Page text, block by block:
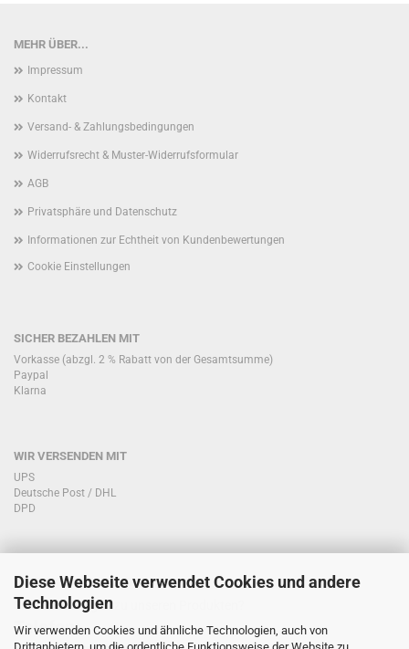
Diese Webseite verwendet Cookies und andere
Technologien
Wir verwenden Cookies und ähnliche Technologien, auch von
Drittanbietern, um die ordentliche Funktionsweise der Website zu
MEHR ÜBER...
Impressum
Kontakt
Versand- & Zahlungsbedingungen
Widerrufsrecht & Muster-Widerrufsformular
AGB
Privatsphäre und Datenschutz
Informationen zur Echtheit von Kundenbewertungen
Cookie Einstellungen
SICHER BEZAHLEN MIT
Vorkasse (abzgl. 2 % Rabatt von der Gesamtsumme)
Paypal
Klarna
WIR VERSENDEN MIT
UPS
Deutsche Post / DHL
DPD
KONTAKT KUNDENSERVICE
Sie haben Fragen zu unseren Produkten?
Telefon: